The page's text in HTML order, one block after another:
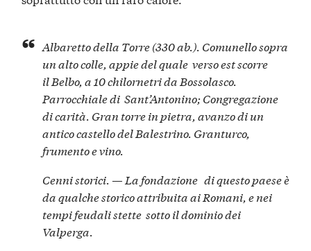
Albaretto della Torre (330 ab.). Comunello sopra
un alto colle, appie del quale verso est scorre
ilBelbo, a 10 chilornetri da Bossolasco.
Parrocchiale di Sant’Antonino; Congregazione
di carità. Gran torre in pietra, avanzo di un
antico castello del Balestrino. Granturco,
frumento e vino.
Cenni storici. — La fondazione di questo paese è
da qualche storico attribuita ai Romani, e nei
tempi feudali stette sotto il dominio dei
Valperga.